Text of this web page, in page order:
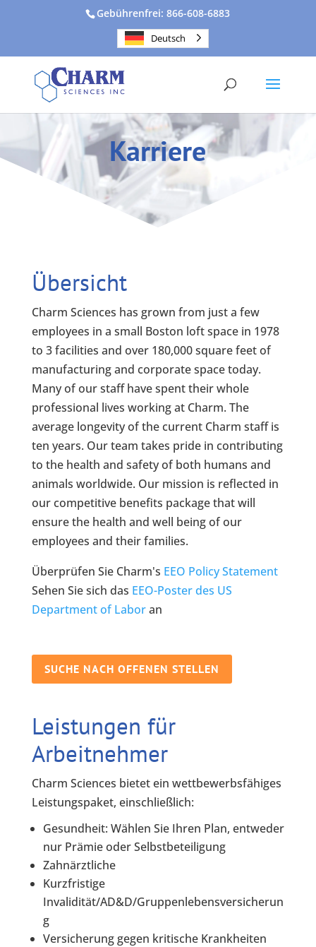
Gebührenfrei: 866-608-6883
Deutsch
Karriere
Übersicht
Charm Sciences has grown from just a few
employees in a small Boston loft space in 1978
to 3 facilities and over 180,000 square feet of
manufacturing and corporate space today.
Many of our staff have spent their whole
professional lives working at Charm. The
average longevity of the current Charm staff is
ten years. Our team takes pride in contributing
to the health and safety of both humans and
animals worldwide. Our mission is reflected in
our competitive benefits package that will
ensure the health and well being of our
employees and their families.
Überprüfen Sie Charm's EEO Policy Statement
Sehen Sie sich das EEO-Poster des US
Department of Laboran
SUCHE NACH OFFENEN STELLEN
Leistungen für
Arbeitnehmer
Charm Sciences bietet ein wettbewerbsfähiges
Leistungspaket, einschließlich:
Gesundheit: Wählen Sie Ihren Plan, entweder
nur Prämie oder Selbstbeteiligung
Zahnärztliche
Kurzfristige
Invalidität/AD&D/Gruppenlebensversicherun
g
Versicherung gegen kritische Krankheiten